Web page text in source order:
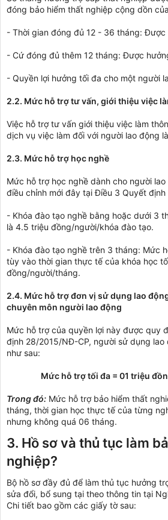
đóng bảo hiểm thất nghiệp cộng dồn
- Thời gian đóng đủ 12 - 36 tháng:
- Cứ đóng đủ thêm 12 tháng: Được
- Quyền lợi hưởng tối đa cho một người
2.2. Mức hỗ trợ tư vấn, giới thiệu việc
Việc hỗ trợ tư vấn giới thiệu việc làm
dịch vụ việc làm đối với người lao động
2.3. Mức hỗ trợ học nghề
Mức hỗ trợ học nghề dành cho người
điều chỉnh mới đây tại Điều 3 Quyết
- Khóa đào tạo nghề bằng hoặc dưới 3
là 4.5 triệu đồng/người/khóa đào tạo.
- Khóa đào tạo nghề trên 3 tháng: Mức
tùy vào thời gian thực tế của khóa học
đồng/người/tháng.
2.4. Mức hỗ trợ đơn vị sử dụng lao
chuyên môn người lao động
Mức hỗ trợ của quyền lợi này được quy
định 28/2015/NĐ-CP, người sử dụng lao
như sau:
Mức hỗ trợ tối đa = 01 triệu
Trong đó: Mức hỗ trợ bảo hiểm thất
tháng, thời gian học thực tế của từng
nhưng không quá 06 tháng.
3. Hồ sơ và thủ tục làm
nghiệp?
Bộ hồ sơ đầy đủ để làm thủ tục hưởng
sửa đổi, bổ sung tại theo thông tin tại
Chi tiết bao gồm các giấy tờ sau: